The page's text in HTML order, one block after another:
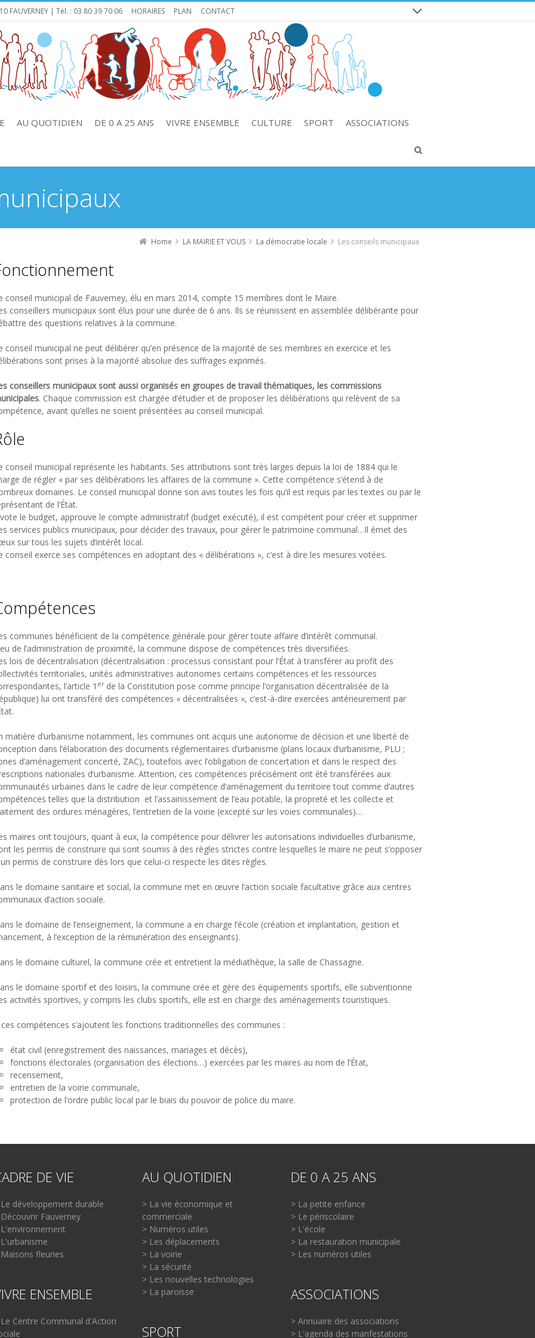
FAUVERNEY | Tél. : 03 80 39 70 06 HORAIRES PLAN CONTACT
AU QUOTIDIEN DE 0 A 25 ANS VIVRE ENSEMBLE CULTURE SPORT ASSOCIATIONS
Home LA MAIRIE ET VOUS La démocratie locale Les conseils municipaux
conseil municipal de Fauverney, élu en mars 2014, compte 15 membres dont le Maire.
conseillers municipaux sont élus pour une durée de 6 ans. Ils se réunissent en assemblée délibérante pour
des questions relatives à la commune.
conseil municipal ne peut délibérer qu’en présence de la majorité de ses membres en exercice et les
sont prises à la majorité absolue des suffrages exprimés.
conseillers municipaux sont aussi organisés en groupes de travail thématiques, les commissions
. Chaque commission est chargée d’étudier et de proposer les délibérations qui relèvent de sa
avant qu’elles ne soient présentées au conseil municipal.
conseil municipal représente les habitants. Ses attributions sont très larges depuis la loi de 1884 qui le
de régler « par ses délibérations les affaires de la commune ». Cette compétence s’étend à de
domaines. Le conseil municipal donne son avis toutes les fois qu’il est requis par les textes ou par le
de l’État.
le budget, approuve le compte administratif (budget exécuté), il est compétent pour créer et supprimer
services publics municipaux, pour décider des travaux, pour gérer le patrimoine communal…Il émet des
sur tous les sujets d’intérêt local.
conseil exerce ses compétences en adoptant des « délibérations », c’est à dire les mesures votées.
communes bénéficient de la compétence générale pour gérer toute affaire d’intérêt communal.
de l’administration de proximité, la commune dispose de compétences très diversifiées.
lois de décentralisation (décentralisation : processus consistant pour l’État à transférer au profit des
territoriales, unités administratives autonomes certains compétences et les ressources
l’article 1 erde la Constitution pose comme principe l’organisation décentralisée de la
lui ont transféré des compétences « décentralisées », c’est-à-dire exercées antérieurement par
matière d’urbanisme notamment, les communes ont acquis une autonomie de décision et une liberté de
dans l’élaboration des documents réglementaires d’urbanisme (plans locaux d’urbanisme, PLU ;
d’aménagement concerté, ZAC), toutefois avec l’obligation de concertation et dans le respect des
nationales d’urbanisme. Attention, ces compétences précisément ont été transférées aux
urbaines dans le cadre de leur compétence d’aménagement du territoire tout comme d’autres
telles que la distribution et l’assainissement de l’eau potable, la propreté et les collecte et
des ordures ménagères, l’entretien de la voirie (excepté sur les voies communales)…
maires ont toujours, quant à eux, la compétence pour délivrer les autorisations individuelles d’urbanisme,
les permis de construire qui sont soumis à des règles strictes contre lesquelles le maire ne peut s’opposer
permis de construire dès lors que celui-ci respecte les dites règles.
le domaine sanitaire et social, la commune met en œuvre l’action sociale facultative grâce aux centres
d’action sociale.
le domaine de l’enseignement, la commune a en charge l’école (création et implantation, gestion et
à l’exception de la rémunération des enseignants).
le domaine culturel, la commune crée et entretient la médiathèque, la salle de Chassagne.
le domaine sportif et des loisirs, la commune crée et gère des équipements sportifs, elle subventionne
activités sportives, y compris les clubs sportifs, elle est en charge des aménagements touristiques.
compétences s’ajoutent les fonctions traditionnelles des communes :
état civil (enregistrement des naissances, mariages et décès),
fonctions électorales (organisation des élections…) exercées par les maires au nom de l’État,
recensement,
entretien de la voirie communale,
protection de l’ordre public local par le biais du pouvoir de police du maire.
DE VIE
développement durable
Fauverney
fleuries
ENSEMBLE
Centre Communal d'Action
AU QUOTIDIEN
> La vie économique et
commerciale
> Numéros utiles
> Les déplacements
> La voirie
> La sécurité
> Les nouvelles technologies
> La paroisse
SPORT
DE 0 A 25 ANS
> La petite enfance
> Le périscolaire
> L'école
> La restauration municipale
> Les numéros utiles
ASSOCIATIONS
> Annuaire des associations
> L'agenda des manfestations